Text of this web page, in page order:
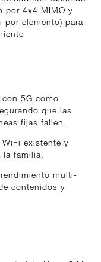
por 4x4 MIMO y
por elemento) para
5G como
que las
fijas fallen.
existente y
la familia.
multi-
contenidos y